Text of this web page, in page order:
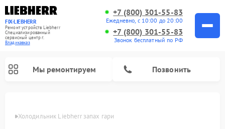
FIX-LIEBHERR
Ремонт устройств Liebherr
Специализированный
cервисный центр г.
Владикавказ
+7 (800) 301-55-83
Ежедневно, с 10:00 до 20:00
+7 (800) 301-55-83
Звонок бесплатный по РФ
Мы ремонтируем Позвонить
Холодильник Liebherr запах гари